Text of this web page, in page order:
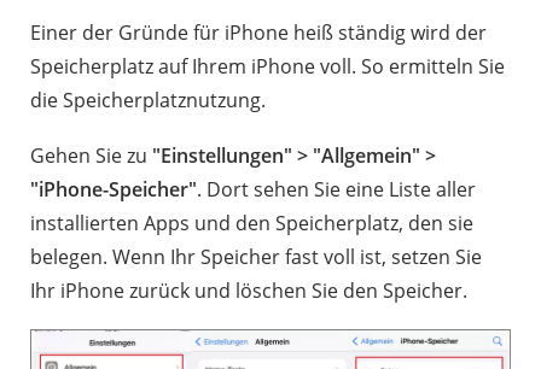
Einer der Gründe für iPhone heiß ständig wird der
Speicherplatz auf Ihrem iPhone voll. So ermitteln Sie
die Speicherplatznutzung.
Gehen Sie zu "Einstellungen" > "Allgemein" >
"iPhone-Speicher". Dort sehen Sie eine Liste aller
installierten Apps und den Speicherplatz, den sie
belegen. Wenn Ihr Speicher fast voll ist, setzen Sie
Ihr iPhone zurück und löschen Sie den Speicher.